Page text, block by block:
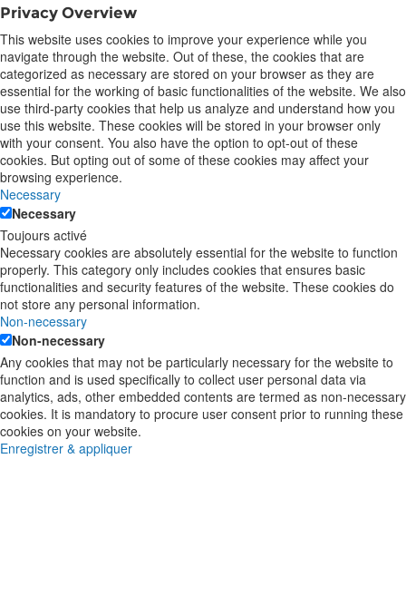
Privacy Overview
This website uses cookies to improve your experience while you
navigate through the website. Out of these, the cookies that are
categorized as necessary are stored on your browser as they are
essential for the working of basic functionalities of the website. We also
use third-party cookies that help us analyze and understand how you
use this website. These cookies will be stored in your browser only
with your consent. You also have the option to opt-out of these
cookies. But opting out of some of these cookies may affect your
browsing experience.
Necessary
Necessary
Toujours activé
Necessary cookies are absolutely essential for the website to function
properly. This category only includes cookies that ensures basic
functionalities and security features of the website. These cookies do
not store any personal information.
Non-necessary
Non-necessary
Any cookies that may not be particularly necessary for the website to
function and is used specifically to collect user personal data via
analytics, ads, other embedded contents are termed as non-necessary
cookies. It is mandatory to procure user consent prior to running these
cookies on your website.
Enregistrer & appliquer